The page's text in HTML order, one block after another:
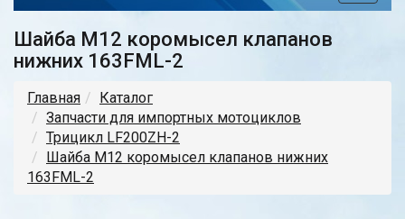
Шайба М12 коромысел клапанов
нижних 163FML-2
Главная
Каталог
Запчасти для импортных мотоциклов
Трицикл LF200ZH-2
Шайба М12 коромысел клапанов нижних
163FML-2